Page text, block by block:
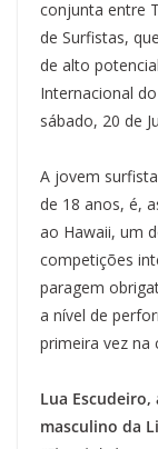
o
k
y s
conjunta entre
de Surfistas,
de alto
Internacional
sábado, 20 de
A jovem
de 18 anos, é,
ao Hawaii, um
competições
paragem
a nível de
primeira vez na
Lua
masculino da